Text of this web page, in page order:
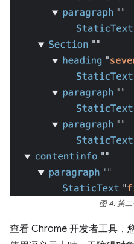
图 4. 第二
查看 Chrome 开发者工具，